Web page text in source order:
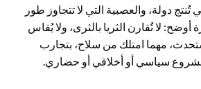
تُنتج دولة، والعصبية التي لا تتجاوز طور
أوضح: لا تُقارن الثريا بالثرى، ولا يُقاس
مهما امتلك من سلاح، بتجارب
سياسي أو أخلاقي أو حضاري.